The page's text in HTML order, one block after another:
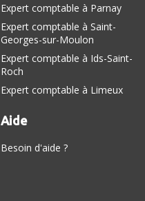
Expert comptable à Parnay
Expert comptable à Saint-
Georges-sur-Moulon
Expert comptable à Ids-Saint-
Roch
Expert comptable à Limeux
Aide
Besoin d'aide ?